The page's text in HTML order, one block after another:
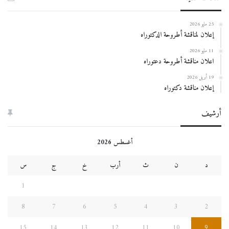
25 مايو 2026
إعلان لمناقشة أطروحة الدكتوراه
11 مايو 2026
اعلان مناقشة أطروحة دعتوراه
19 أبريل 2026
إعلان مناقشة دكتوراه
أرشيف
أغسطس 2026
د
ن ث أرب خ ج
س
1
2
3
4
5
6
7
8